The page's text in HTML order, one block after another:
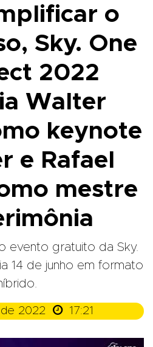
o
Sky. One
2022
Walter
keynote
e Rafael
mestre
evento gratuito da Sky.
14 de junho em formato
de 2022  17:21